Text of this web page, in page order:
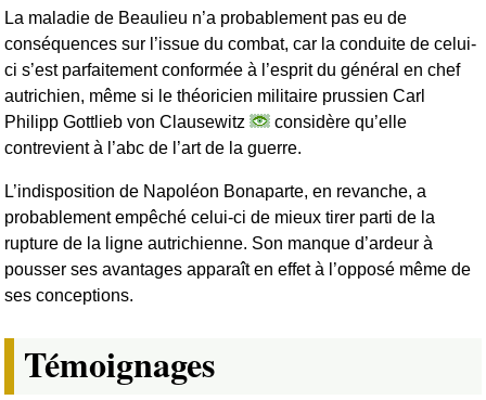
La maladie de Beaulieu n’a probablement pas eu de
conséquences sur l’issue du combat, car la conduite de celui-
ci s’est parfaitement conformée à l’esprit du général en chef
autrichien, même si le théoricien militaire prussien Carl
Philipp Gottlieb von Clausewitz
considère qu’elle
contrevient à l’abc de l’art de la guerre.
L’indisposition de Napoléon Bonaparte, en revanche, a
probablement empêché celui-ci de mieux tirer parti de la
rupture de la ligne autrichienne. Son manque d’ardeur à
pousser ses avantages apparaît en effet à l’opposé même de
ses conceptions.
Témoignages